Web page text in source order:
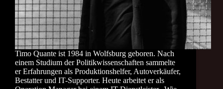
Timo Quante ist 1984 in Wolfsburg geboren. Nach
einem Studium der Politikwissenschaften sammelte
er Erfahrungen als Produktionshelfer, Autoverkäufer,
Bestatter und IT-Supporter. Heute arbeitet er als